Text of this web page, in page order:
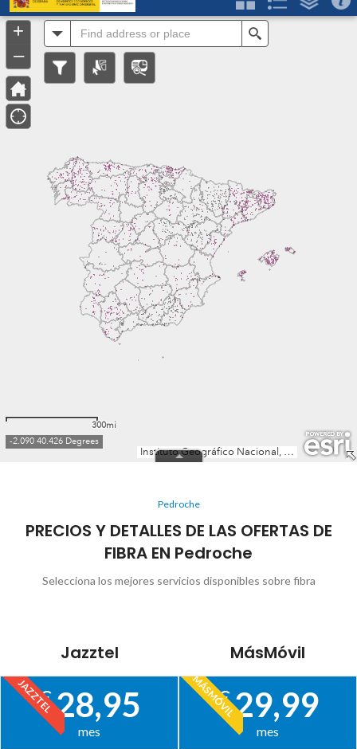
Pedroche
PRECIOS Y DETALLES DE LAS OFERTAS DE
FIBRA EN Pedroche
Selecciona los mejores servicios disponibles sobre fibra
Jazztel
JAZZTEL
€28,95
mes
MásMóvil
MÁSMÓVIL
€29,99
mes